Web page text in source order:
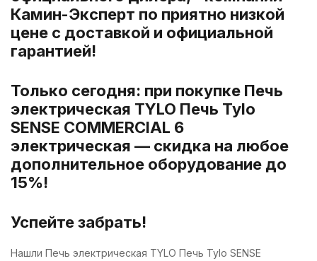
Камин-Эксперт по приятно низкой
цене с доставкой и официальной
гарантией!
Только сегодня: при покупке Печь
электрическая TYLO Печь Tylo
SENSE COMMERCIAL 6
электрическая — скидка на любое
дополнительное оборудование до
15%!
Успейте забрать!
Нашли Печь электрическая TYLO Печь Tylo SENSE